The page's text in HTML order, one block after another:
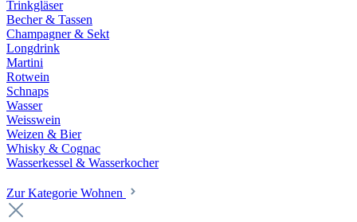
Trinkgläser
Becher & Tassen
Champagner & Sekt
Longdrink
Martini
Rotwein
Schnaps
Wasser
Weisswein
Weizen & Bier
Whisky & Cognac
Wasserkessel & Wasserkocher
Zur Kategorie Wohnen